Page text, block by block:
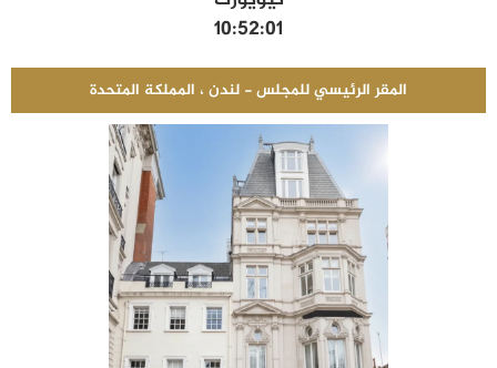
10:52:02
المقر الرئيسي للمجلس - لندن ، المملكة المتحدة